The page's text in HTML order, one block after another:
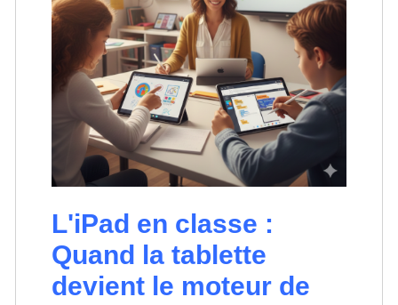
L'iPad en classe :
Quand la tablette
devient le moteur de